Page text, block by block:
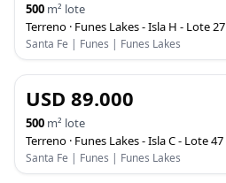
500 m² lote
Terreno · Funes Lakes - Isla H - Lote 27
Santa Fe | Funes | Funes Lakes
VENTA
USD 89.000
500 m² lote
Terreno · Funes Lakes - Isla C - Lote 47
Santa Fe | Funes | Funes Lakes